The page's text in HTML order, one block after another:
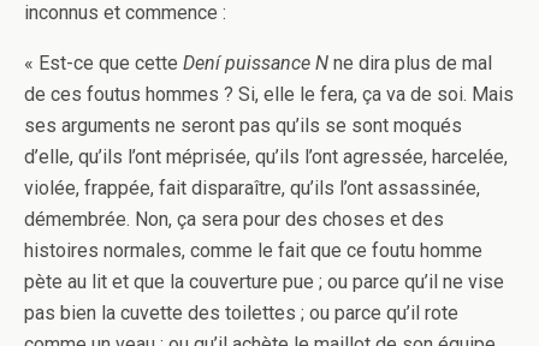
inconnus et commence :
« Est-ce que cette Dení puissance N ne dira plus de mal
de ces foutus hommes ? Si, elle le fera, ça va de soi. Mais
ses arguments ne seront pas qu’ils se sont moqués
d’elle, qu’ils l’ont méprisée, qu’ils l’ont agressée, harcelée,
violée, frappée, fait disparaître, qu’ils l’ont assassinée,
démembrée. Non, ça sera pour des choses et des
histoires normales, comme le fait que ce foutu homme
pète au lit et que la couverture pue ; ou parce qu’il ne vise
pas bien la cuvette des toilettes ; ou parce qu’il rote